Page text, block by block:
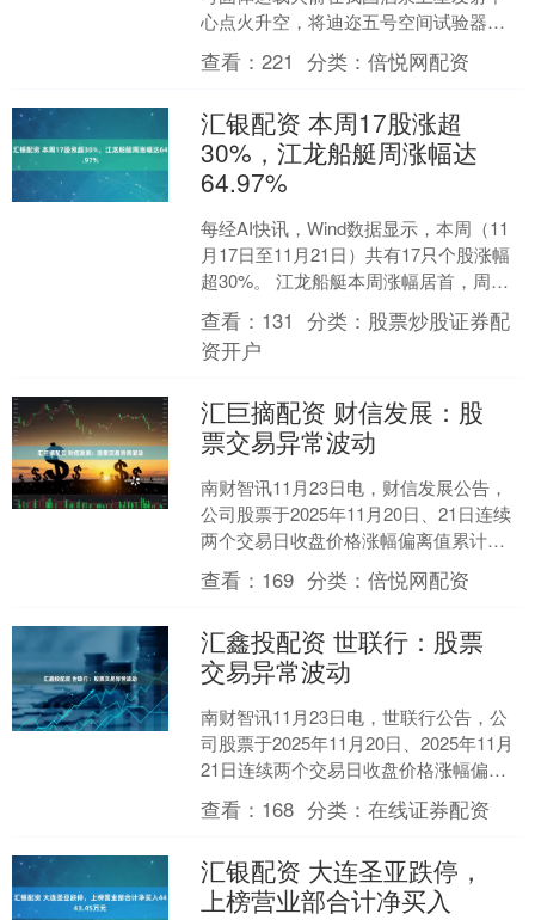
心点火升空，将迪迩五号空间试验器、
希望五号二期卫星顺利送入预定轨道，
发射任务获得成功....
查看：221 分类：倍悦网配资
汇银配资 本周17股涨超
30%，江龙船艇周涨幅达
64.97%
每经AI快讯，Wind数据显示，本周（11
月17日至11月21日）共有17只个股涨幅
超30%。 江龙船艇本周涨幅居首，周涨
幅达64.97%。榕基软件、中水渔业、....
查看： 131 分类： 股票炒股证券配
资开户
汇巨摘配资 财信发展：股
票交易异常波动
南财智讯11月23日电，财信发展公告，
公司股票于2025年11月20日、21日连续
两个交易日收盘价格涨幅偏离值累计超
过20%，根据相关规定，属于股票交易异
常波动....
查看： 169 分类：倍悦网配资
汇鑫投配资 世联行：股票
交易异常波动
南财智讯11月23日电，世联行公告，公
司股票于2025年11月20日、2025年11月
21日连续两个交易日收盘价格涨幅偏离
值累计超过20%，根据深圳证券交易所
相....
查看： 168 分类：在线证券配资
汇银配资 大连圣亚跌停，
上榜营业部合计净买入